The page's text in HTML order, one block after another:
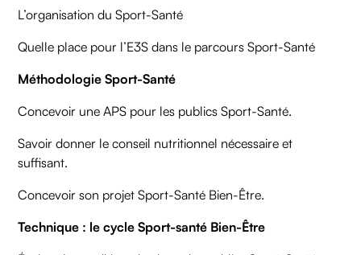
L’organisation du Sport-Santé
Quelle place pour l’E3S dans le parcours Sport-Santé
Méthodologie Sport-Santé
Concevoir une APS pour les publics Sport-Santé.
Savoir donner le conseil nutritionnel nécessaire et
suffisant.
Concevoir son projet Sport-Santé Bien-Être.
Technique : le cycle Sport-santé Bien-Être